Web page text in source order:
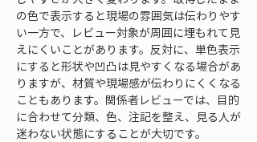
の色で表示すると現場の雰囲気は伝わりやす
い一方で、レビュー対象が周囲に埋もれて見
えにくいことがあります。反対に、単色表示
にすると形状や凹凸は見やすくなる場合があ
りますが、材質や現場感が伝わりにくくなる
こともあります。関係者レビューでは、目的
に合わせて分類、色、注記を整え、見る人が
迷わない状態にすることが大切です。